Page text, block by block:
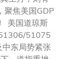
聚焦美国GDP
美国道琼斯
51075
东局势紧张